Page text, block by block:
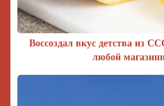
Воссоздал вкус детства из
любой